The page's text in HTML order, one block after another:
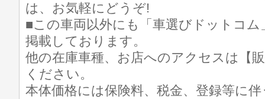
は、お気軽にどうぞ!
■この車両以外にも「車選びドットコ
掲載しております。
他の在庫車種、お店へのアクセスは【
ください。
本体価格には保険料、税金、登録等に